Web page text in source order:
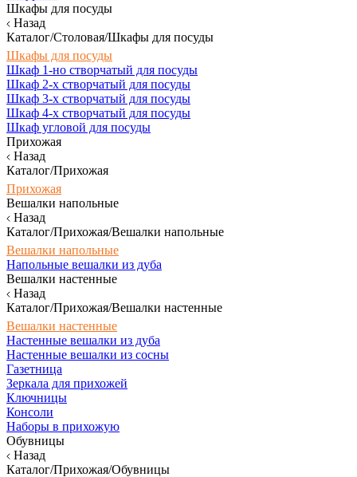
Шкафы для посуды
Назад
Каталог/Столовая/Шкафы для посуды
Шкафы для посуды
Шкаф 1-но створчатый для посуды
Шкаф 2-х створчатый для посуды
Шкаф 3-х створчатый для посуды
Шкаф 4-х створчатый для посуды
Шкаф угловой для посуды
Прихожая
Назад
Каталог/Прихожая
Прихожая
Вешалки напольные
Назад
Каталог/Прихожая/Вешалки напольные
Вешалки напольные
Напольные вешалки из дуба
Вешалки настенные
Назад
Каталог/Прихожая/Вешалки настенные
Вешалки настенные
Настенные вешалки из дуба
Настенные вешалки из сосны
Газетница
Зеркала для прихожей
Ключницы
Консоли
Наборы в прихожую
Обувницы
Назад
Каталог/Прихожая/Обувницы